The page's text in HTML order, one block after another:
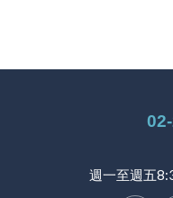
週一至週五